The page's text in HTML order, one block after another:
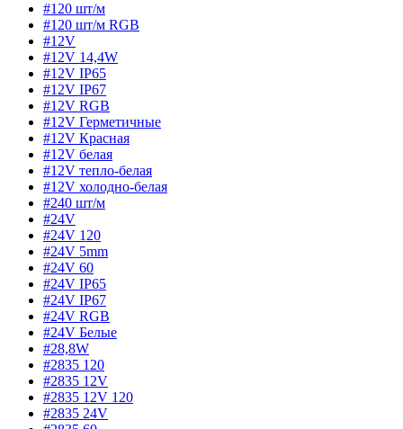
#120 шт/м
#120 шт/м RGB
#12V
#12V 14,4W
#12V IP65
#12V IP67
#12V RGB
#12V Герметичные
#12V Красная
#12V белая
#12V тепло-белая
#12V холодно-белая
#240 шт/м
#24V
#24V 120
#24V 5mm
#24V 60
#24V IP65
#24V IP67
#24V RGB
#24V Белые
#28,8W
#2835 120
#2835 12V
#2835 12V 120
#2835 24V